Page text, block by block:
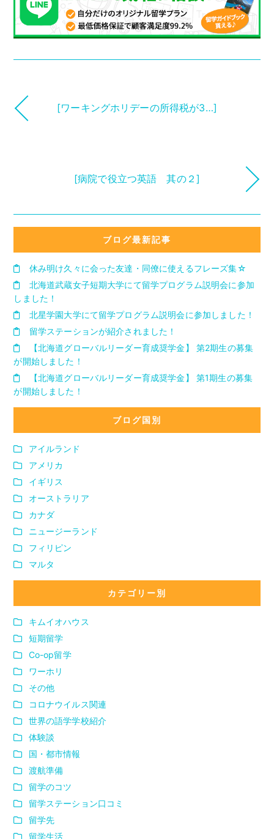
[ワーキングホリデーの所得税が3…]
[病院で役立つ英語 其の２]
ブログ最新記事
休み明け久々に会った友達・同僚に使えるフレーズ集☆
北海道武蔵女子短期大学にて留学プログラム説明会に参加
しました！
北星学園大学にて留学プログラム説明会に参加しました！
留学ステーションが紹介されました！
【北海道グローバルリーダー育成奨学金】 第2期生の募集
が開始しました！
【北海道グローバルリーダー育成奨学金】 第1期生の募集
が開始しました！
ブログ国別
アイルランド
アメリカ
イギリス
オーストラリア
カナダ
ニュージーランド
フィリピン
マルタ
カテゴリー別
キムイオハウス
短期留学
Co-op留学
ワーホリ
その他
コロナウイルス関連
世界の語学学校紹介
体験談
国・都市情報
渡航準備
留学のコツ
留学ステーション口コミ
留学先
留学生活